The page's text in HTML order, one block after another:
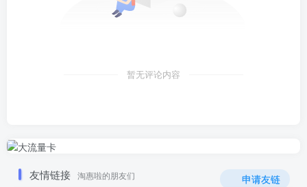
暂无评论内容
友情链接 淘惠啦的朋友们 申请友链